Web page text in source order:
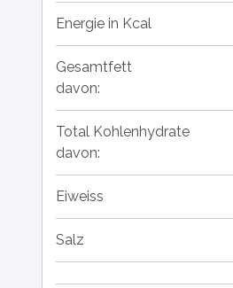
Energie in Kcal
Gesamtfett
davon:
Total Kohlenhydrate
davon:
Eiweiss
Salz